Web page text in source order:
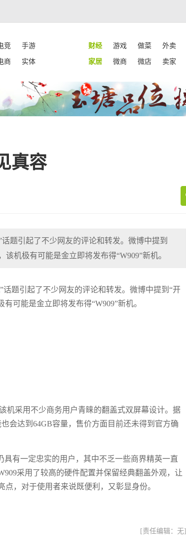
竞 手游 财经 游戏 做菜 外卖
商 实体 家居 微商 微店 卖家
真容
题引起了不少网友的评论和转发。微博中提到
机极有可能是金立即将发布得“W909”新机。
题引起了不少网友的评论和转发。微博中提到“开
可能是金立即将发布得“W909”新机。
机采用不少商务用户青睐的翻盖式双屏幕设计。据
会达到64GB容量，售价方面目前还未得到官方确
有一定忠实的用户，其中不乏一些商界精英一直
采用了较高的硬件配置并保留经典翻盖外观，让
，对于使用者来说既便利，又彰显身份。
[责任编辑：无]